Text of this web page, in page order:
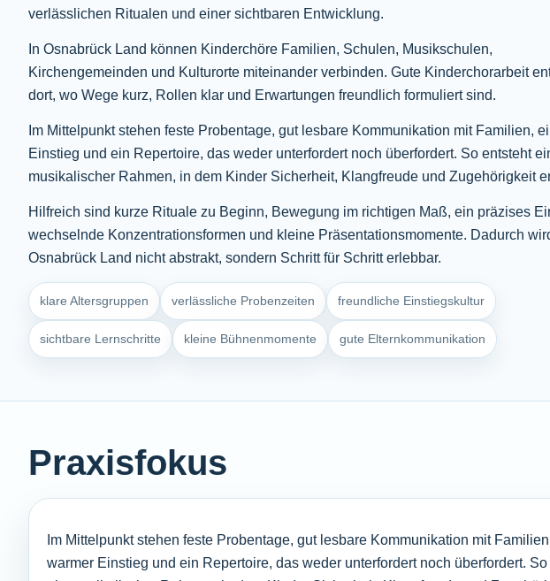
verlässlichen Ritualen und einer sichtbaren Entwicklung.
In Osnabrück Land können Kinderchöre Familien, Schulen, Musikschulen,
Kirchengemeinden und Kulturorte miteinander verbinden. Gute Kinderchorarbeit
dort, wo Wege kurz, Rollen klar und Erwartungen freundlich formuliert sind.
Im Mittelpunkt stehen feste Probentage, gut lesbare Kommunikation mit Familien,
Einstieg und ein Repertoire, das weder unterfordert noch überfordert. So entsteht
musikalischer Rahmen, in dem Kinder Sicherheit, Klangfreude und Zugehörigkeit
Hilfreich sind kurze Rituale zu Beginn, Bewegung im richtigen Maß, ein präzises
wechselnde Konzentrationsformen und kleine Präsentationsmomente. Dadurch
Osnabrück Land nicht abstrakt, sondern Schritt für Schritt erlebbar.
klare Altersgruppen verlässliche Probenzeiten freundliche Einstiegskultur
sichtbare Lernschritte kleine Bühnenmomente gute Elternkommunikation
Praxisfokus
Im Mittelpunkt stehen feste Probentage, gut lesbare Kommunikation mit
warmer Einstieg und ein Repertoire, das weder unterfordert noch überfordert.